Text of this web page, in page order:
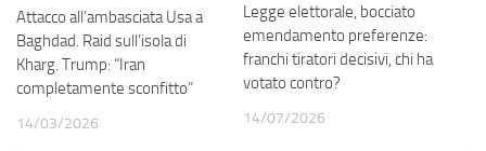
Attacco all’ambasciata Usa a
Baghdad. Raid sull’isola di
Kharg. Trump: “Iran
completamente sconfitto”
14/03/2026
Legge elettorale, bocciato
emendamento preferenze:
franchi tiratori decisivi, chi ha
votato contro?
14/07/2026